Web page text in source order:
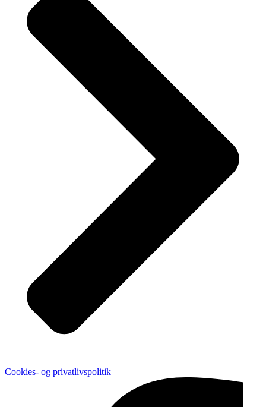
Cookies- og privatlivspolitik